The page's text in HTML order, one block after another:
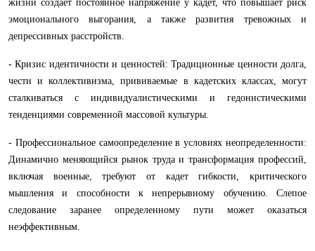
жизни создает постоянное напряжение у кадет, что повышает риск
эмоционального выгорания, а также развития тревожных и
депрессивных расстройств.
- Кризис идентичности и ценностей: Традиционные ценности долга,
чести и коллективизма, прививаемые в кадетских классах, могут
сталкиваться с индивидуалистическими и гедонистическими
тенденциями современной массовой культуры.
- Профессиональное самоопределение в условиях неопределенности:
Динамично меняющийся рынок труда и трансформация профессий,
включая военные, требуют от кадет гибкости, критического
мышления и способности к непрерывному обучению. Слепое
следование заранее определенному пути может оказаться
неэффективным.